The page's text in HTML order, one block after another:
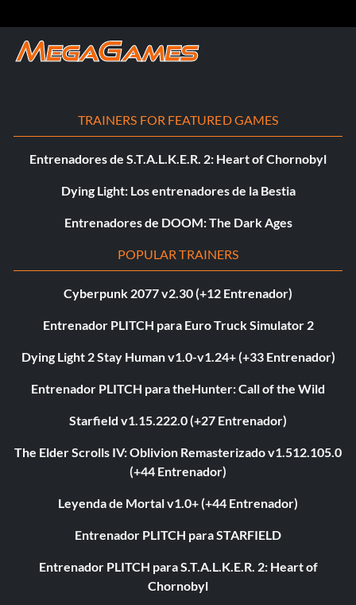
TRAINERS FOR FEATURED GAMES
Entrenadores de S.T.A.L.K.E.R. 2: Heart of Chornobyl
Dying Light: Los entrenadores de la Bestia
Entrenadores de DOOM: The Dark Ages
POPULAR TRAINERS
Cyberpunk 2077 v2.30 (+12 Entrenador)
Entrenador PLITCH para Euro Truck Simulator 2
Dying Light 2 Stay Human v1.0-v1.24+ (+33 Entrenador)
Entrenador PLITCH para theHunter: Call of the Wild
Starfield v1.15.222.0 (+27 Entrenador)
The Elder Scrolls IV: Oblivion Remasterizado v1.512.105.0
(+44 Entrenador)
Leyenda de Mortal v1.0+ (+44 Entrenador)
Entrenador PLITCH para STARFIELD
Entrenador PLITCH para S.T.A.L.K.E.R. 2: Heart of
Chornobyl